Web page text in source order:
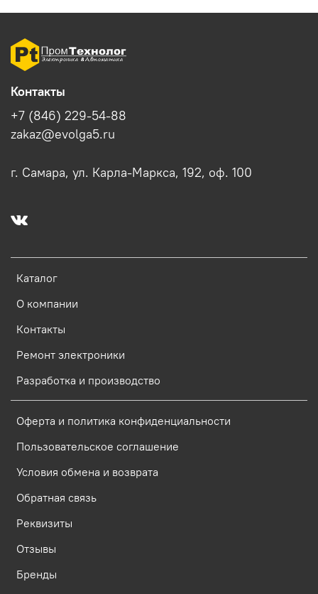
Каталог
О компании
Контакты
Ремонт электроники
Разработка и производство
Оферта и политика конфиденциальности
Пользовательское соглашение
Условия обмена и возврата
Обратная связь
Реквизиты
Отзывы
Бренды
Контакты
+7 (846) 229-54-88
zakaz@evolga5.ru
г. Самара, ул. Карла-Маркса, 192, оф. 100